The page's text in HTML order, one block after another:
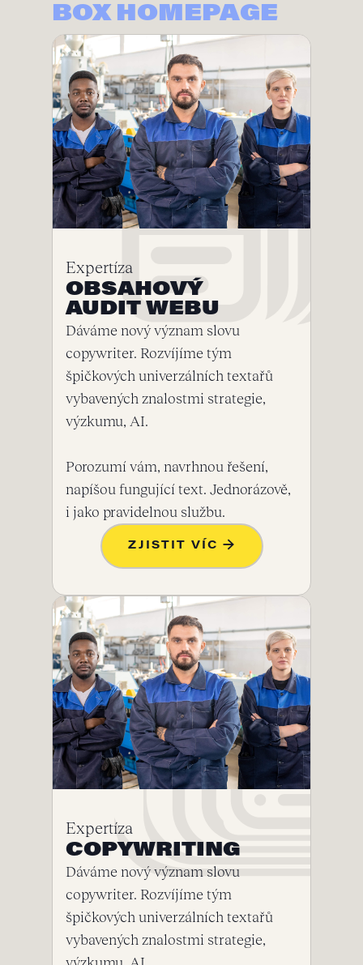
BOX HOMEPAGE
Expertíza
OBSAHOVÝ
AUDIT WEBU
Dáváme nový význam slovu
copywriter. Rozvíjíme tým
špičkových univerzálních textařů
vybavených znalostmi strategie,
výzkumu, AI.
Porozumí vám, navrhnou řešení,
napíšou fungující text. Jednorázově,
i jako pravidelnou službu.
ZJISTIT VÍC →
Expertíza
COPYWRITING
Dáváme nový význam slovu
copywriter. Rozvíjíme tým
špičkových univerzálních textařů
vybavených znalostmi strategie,